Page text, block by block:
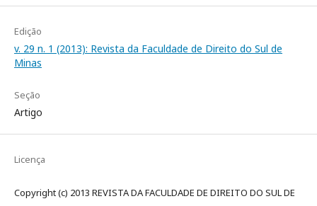
Edição
v. 29 n. 1 (2013): Revista da Faculdade de Direito do Sul de
Minas
Seção
Artigo
Licença
Copyright (c) 2013 REVISTA DA FACULDADE DE DIREITO DO SUL DE